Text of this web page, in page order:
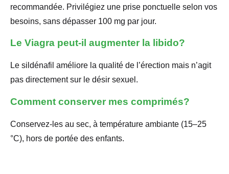
recommandée. Privilégiez une prise ponctuelle selon vos
besoins, sans dépasser 100 mg par jour.
Le Viagra peut-il augmenter la libido?
Le sildénafil améliore la qualité de l’érection mais n’agit
pas directement sur le désir sexuel.
Comment conserver mes comprimés?
Conservez-les au sec, à température ambiante (15–25
°C), hors de portée des enfants.